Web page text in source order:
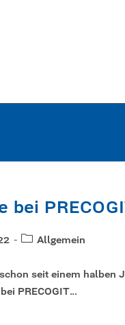
bei
Allgemein
seit einem halben
PRECOGIT…